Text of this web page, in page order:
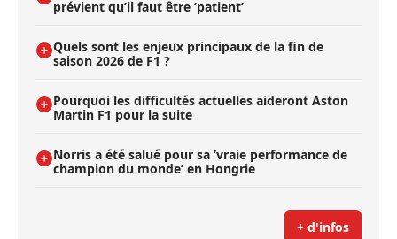
prévient qu’il faut être ’patient’
Quels sont les enjeux principaux de la fin de
saison 2026 de F1 ?
Pourquoi les difficultés actuelles aideront Aston
Martin F1 pour la suite
Norris a été salué pour sa ’vraie performance de
champion du monde’ en Hongrie
+ d'infos